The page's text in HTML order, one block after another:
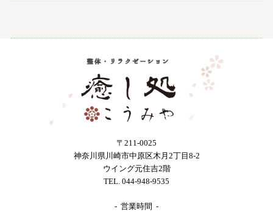
〒211-0025
神奈川県川崎市中原区木月2丁目8-2
ウイング元住吉2階
TEL. 044-948-9535
- 営業時間 -